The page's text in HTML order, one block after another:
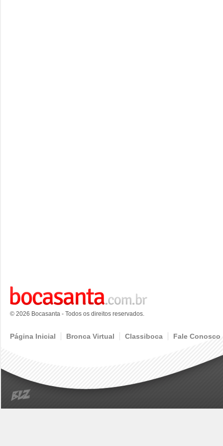
© 2026 Bocasanta - Todos os direitos reservados.
Página Inicial Bronca Virtual Classiboca Fale Conosco